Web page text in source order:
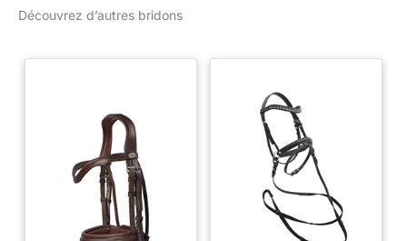
beidseitig zum
geformtes Nasenband /
Weich gepolstert Avec
boucles et passants
chromés / y compris les
Découvrez d’autres bridons